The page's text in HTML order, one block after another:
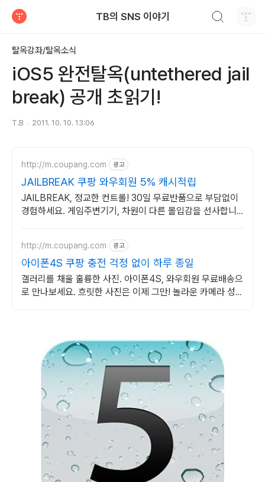
TB의 SNS 이야기
탈옥강좌/탈옥소식
iOS5 완전탈옥(untethered jail
break) 공개 초읽기!
T.B 2011. 10. 10. 13:06
http://m.coupang.com 광고
JAILBREAK 쿠팡 와우회원 5% 캐시적립
JAILBREAK, 정교한 컨트롤! 30일 무료반품으로 부담없이
경험하세요. 게임주변기기, 차원이 다른 몰입감을 선사합니
http://m.coupang.com 광고
아이폰4S 쿠팡 충전 걱정 없이 하루 종일
갤러리를 채울 훌륭한 사진. 아이폰4S, 와우회원 무료배송으
로 만나보세요. 흐릿한 사진은 이제 그만! 놀라운 카메라 성능